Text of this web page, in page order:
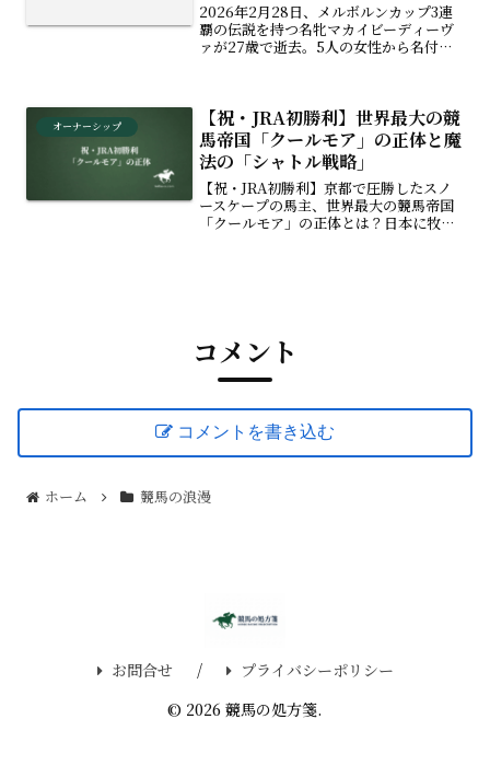
2026年2月28日、メルボルンカップ3連
覇の伝説を持つ名牝マカイビーディーヴ
ァが27歳で逝去。5人の女性から名付け
生涯と功績を振り返ります。
オーナーシップ
【祝・JRA初勝利】世界最大の競
馬帝国「クールモア」の正体と魔
法の「シャトル戦略」
【祝・JRA初勝利】京都で圧勝したスノ
ースケープの馬主、世界最大の競馬帝国
「クールモア」の正体とは？日本に牧場
コメント
コメントを書き込む
ホーム 競馬の浪漫
お問合せ
プライバシーポリシー
© 2026 競馬の処方箋.